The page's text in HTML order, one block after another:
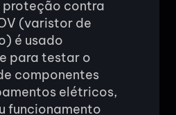
contra
(varistor de
é usado
para testar o
componentes
elétricos,
funcionamento